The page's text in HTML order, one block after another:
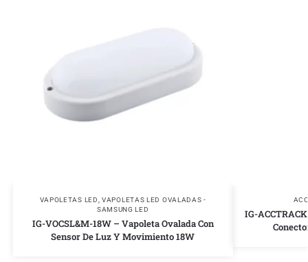
VAPOLETAS LED ,VAPOLETAS LED OVALADAS -
SAMSUNG LED
IG-VOCSL&M-18W – Vapoleta Ovalada Con
Sensor De Luz Y Movimiento 18W
IG-